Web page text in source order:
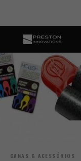
CANAS & ACESSÓRIOS